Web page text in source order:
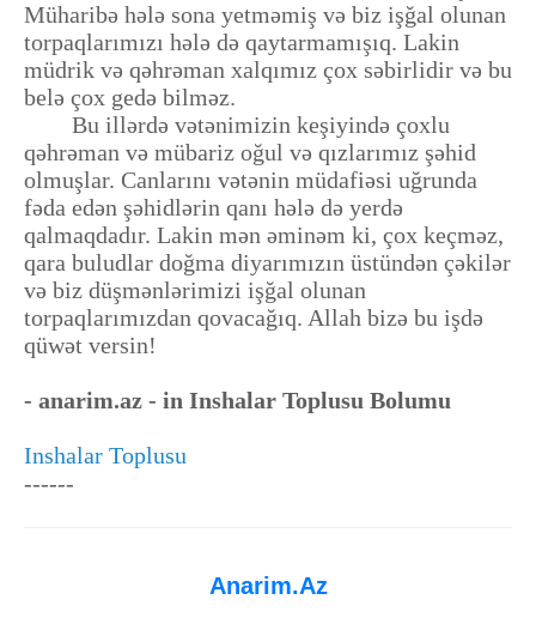
Müharibə hələ sona yetməmiş və biz işğal olunan
torpaqlarımızı hələ də qaytarmamışıq. Lakin
müdrik və qəhrəman xalqımız çox səbirlidir və bu
belə çox gedə bilməz.
Bu illərdə vətənimizin keşiyində çoxlu
qəhrəman və mübariz oğul və qızlarımız şəhid
olmuşlar. Canlarını vətənin müdafiəsi uğrunda
fəda edən şəhidlərin qanı hələ də yerdə
qalmaqdadır. Lakin mən əminəm ki, çox keçməz,
qara buludlar doğma diyarımızın üstündən çəkilər
və biz düşmənlərimizi işğal olunan
torpaqlarımızdan qovacağıq. Allah bizə bu işdə
qüwət versin!
- anarim.az - in Inshalar Toplusu Bolumu
Inshalar Toplusu
------
Anarim.Az